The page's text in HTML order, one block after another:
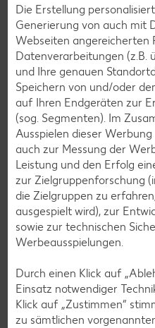
Torten-Rezepte
Eis-Rezepte
Pfannkuchen-Rezepte
Plätzchen-Rezepte
Smoothie-Rezepte
Bowle-Rezepte
Cocktail-Rezepte
Avocado-Rezepte
Erdbeer-Rezepte
Blaubeer-Rezepte
Bananen-Rezepte
Die Erstellung
Generierung von auch mit
Webseiten angereicherten
Datenverarbeitungen (z.B.
und Ihre genauen
Speichern von und/oder
auf Ihren Endgeräten zur
(sog. Segmenten). Im
Ausspielen dieser
auch zur Messung der
Leistung und den Erfolg
zur Zielgruppenforschung
die Zielgruppen zu
ausgespielt wird), zur
sowie zur technischen
Werbeausspielungen.
Durch einen Klick auf
Einsatz notwendiger
Klick auf „Zustimmen“
zu sämtlichen